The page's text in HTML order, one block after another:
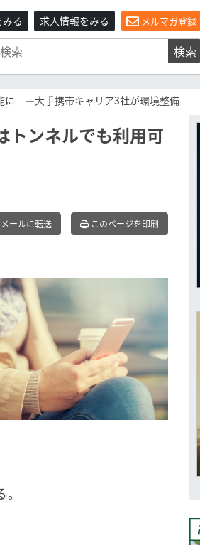
る 求人情報をみる メルマガ登録
検索
に ―大手携帯キャリア3社が環境整備
トンネルでも利用可
メールに転送 このページを印刷